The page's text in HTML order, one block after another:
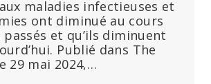
maladies infectieuses et
ont diminué au cours
passés et qu’ils diminuent
Publié dans The
29 mai 2024,…